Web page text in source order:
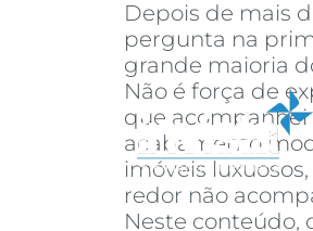
Depois de mais
pergunta na
grande maioria
Não é força de
que acompanhei
acabamento
imóveis
redor não
Neste conteúdo,